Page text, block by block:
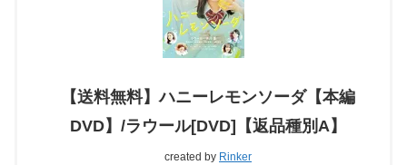
【送料無料】ハニーレモンソーダ【本編
DVD】/ラウール[DVD]【返品種別A】
created by Rinker